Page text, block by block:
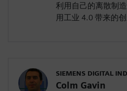
利用自己的离散制
用工业 4.0 带来的创
SIEMENS DIGITAL
Colm Gavin